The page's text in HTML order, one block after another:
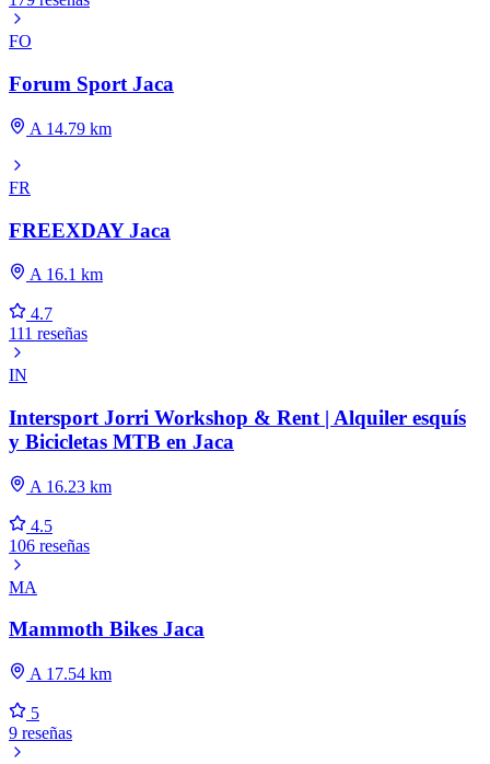
FO
Forum Sport Jaca
A 14.79 km
FR
FREEXDAY Jaca
A 16.1 km
4.7
111 reseñas
IN
Intersport Jorri Workshop & Rent | Alquiler esquís
y Bicicletas MTB en Jaca
A 16.23 km
4.5
106 reseñas
MA
Mammoth Bikes Jaca
A 17.54 km
5
9 reseñas